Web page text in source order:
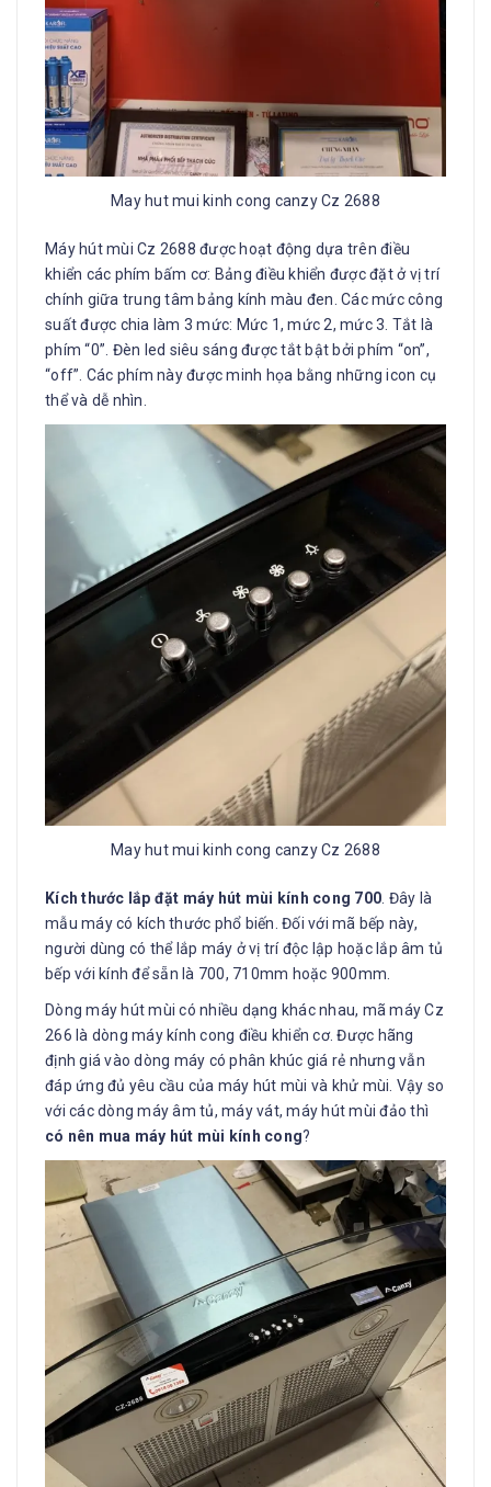
May hut mui kinh cong canzy Cz 2688
Máy hút mùi Cz 2688 được hoạt động dựa trên điều
khiển các phím bấm cơ: Bảng điều khiển được đặt ở vị trí
chính giữa trung tâm bảng kính màu đen. Các mức công
suất được chia làm 3 mức: Mức 1, mức 2, mức 3. Tắt là
phím “0”. Đèn led siêu sáng được tắt bật bởi phím “on”,
“off”. Các phím này được minh họa bằng những icon cụ
thể và dễ nhìn.
May hut mui kinh cong canzy Cz 2688
Kích thước lắp đặt máy hút mùi kính cong 700 . Đây là
mẫu máy có kích thước phổ biến. Đối với mã bếp này,
người dùng có thể lắp máy ở vị trí độc lập hoặc lắp âm tủ
bếp với kính để sẵn là 700, 710mm hoặc 900mm.
Dòng máy hút mùi có nhiều dạng khác nhau, mã máy Cz
266 là dòng máy kính cong điều khiển cơ. Được hãng
định giá vào dòng máy có phân khúc giá rẻ nhưng vẫn
đáp ứng đủ yêu cầu của máy hút mùi và khử mùi. Vậy so
với các dòng máy âm tủ, máy vát, máy hút mùi đảo thì
có nên mua máy hút mùi kính cong?